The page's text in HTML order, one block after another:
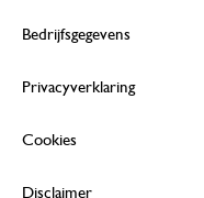
Bedrijfsgegevens
Privacyverklaring
Cookies
Disclaimer